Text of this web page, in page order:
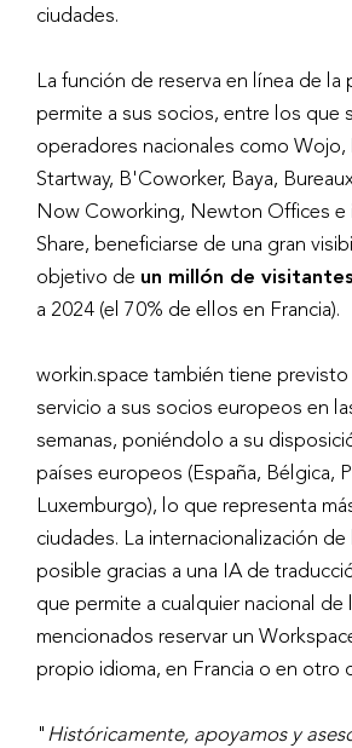
ciudades.
La función de reserva en línea de la
permite a sus socios, entre los que
operadores nacionales como
Startway, B'Coworker, Baya,
Now Coworking, Newton Offices e
Share, beneficiarse de una gran
objetivo de un millón de
a 2024 (el 70% de ellos en Francia).
workin.space también tiene
servicio a sus socios europeos en
semanas, poniéndolo a su
países europeos (España, Bélgica,
Luxemburgo), lo que representa
ciudades. La internacionalización
posible gracias a una IA de
que permite a cualquier nacional de
mencionados reservar un
propio idioma, en Francia o en otro
" Históricamente, apoyamos y